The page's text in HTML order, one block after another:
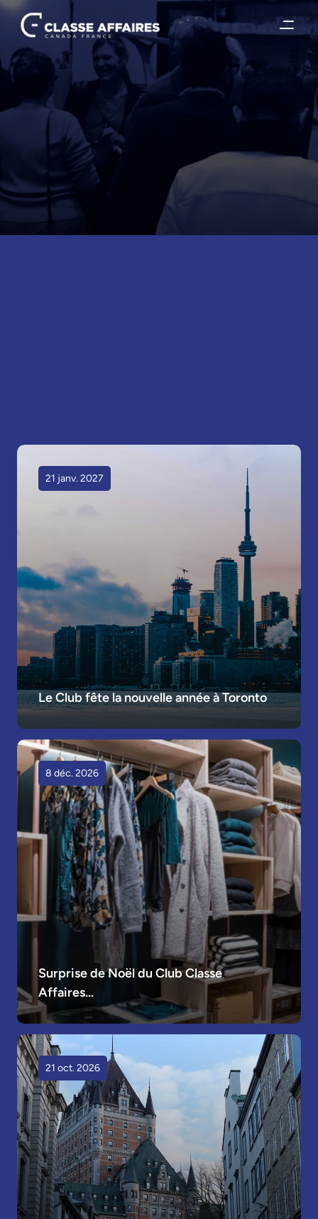
21 janv. 2027
Le Club fête la nouvelle année à Toronto
8 déc. 2026
Surprise de Noël du Club Classe
Affaires...
21 oct. 2026